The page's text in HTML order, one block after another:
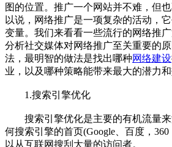
图的位置。推广一个网站并不难，但
以说，网络推广是一项复杂的活动，
变量。我们来看看一些流行的网络推
分析社交媒体对网络推广至关重要的
法，最明智的做法是找出哪种网络建设
业，以及哪种策略能带来最大的潜力和
1.搜索引擎优化
搜索引擎优化是主要的有机流量来
何搜索引擎的首页(Google、百度，
以从互联网搜刮大量的访问者。